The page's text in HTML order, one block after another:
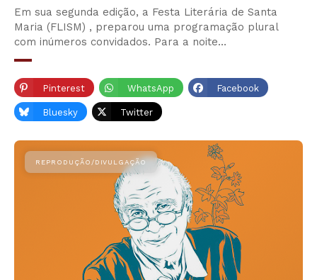
Em sua segunda edição, a Festa Literária de Santa
Maria (FLISM) , preparou uma programação plural
com inúmeros convidados. Para a noite…
Pinterest WhatsApp Facebook
Bluesky Twitter